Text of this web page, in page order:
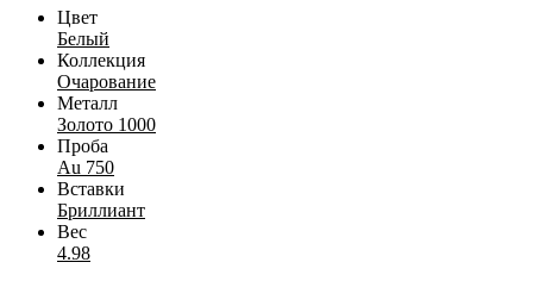
Цвет
Белый
Коллекция
Очарование
Металл
Золото 1000
Проба
Au 750
Вставки
Бриллиант
Вес
4.98